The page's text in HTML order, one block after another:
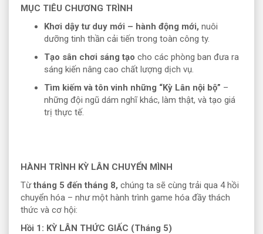
MỤC TIÊU CHƯƠNG TRÌNH
Khơi dậy tư duy mới – hành động mới, nuôi
dưỡng tinh thần cải tiến trong toàn công ty.
Tạo sân chơi sáng tạo cho các phòng ban đưa ra
sáng kiến nâng cao chất lượng dịch vụ.
Tìm kiếm và tôn vinh những “Kỳ Lân nội bộ” –
những đội ngũ dám nghĩ khác, làm thật, và tạo giá
trị thực tế.
HÀNH TRÌNH KỲ LÂN CHUYỂN MÌNH
Từ tháng 5 đến tháng 8, chúng ta sẽ cùng trải qua 4 hồi
chuyển hóa – như một hành trình game hóa đầy thách
thức và cơ hội:
Hồi 1: KỲ LÂN THỨC GIẤC (Tháng 5)